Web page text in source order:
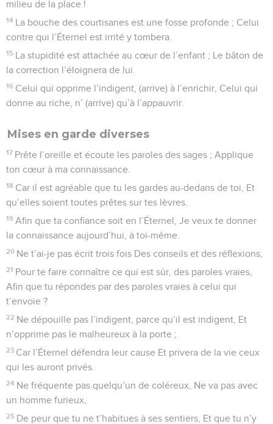
milieu de la place !
14 La bouche des courtisanes est une fosse profonde ; Celui
contre qui l’Éternel est irrité y tombera.
15 La stupidité est attachée au cœur de l’enfant ; Le bâton de
la correction l’éloignera de lui.
16 Celui qui opprime l’indigent, (arrive) à l’enrichir, Celui qui
donne au riche, n’ (arrive) qu’à l’appauvrir.
Mises en garde diverses
17 Prête l’oreille et écoute les paroles des sages ; Applique
ton cœur à ma connaissance.
18 Car il est agréable que tu les gardes au-dedans de toi, Et
qu’elles soient toutes prêtes sur tes lèvres.
19 Afin que ta confiance soit en l’Éternel, Je veux te donner
la connaissance aujourd’hui, à toi-même.
20 Ne t’ai-je pas écrit trois fois Des conseils et des réflexions,
21 Pour te faire connaître ce qui est sûr, des paroles vraies,
Afin que tu répondes par des paroles vraies à celui qui
t’envoie ?
22 Ne dépouille pas l’indigent, parce qu’il est indigent, Et
n’opprime pas le malheureux à la porte ;
23 Car l’Éternel défendra leur cause Et privera de la vie ceux
qui les auront privés.
24 Ne fréquente pas quelqu’un de coléreux, Ne va pas avec
un homme furieux,
25 De peur que tu ne t’habitues à ses sentiers, Et que tu n’y